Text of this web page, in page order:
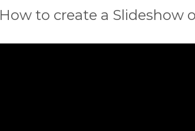
How to create a Slideshow